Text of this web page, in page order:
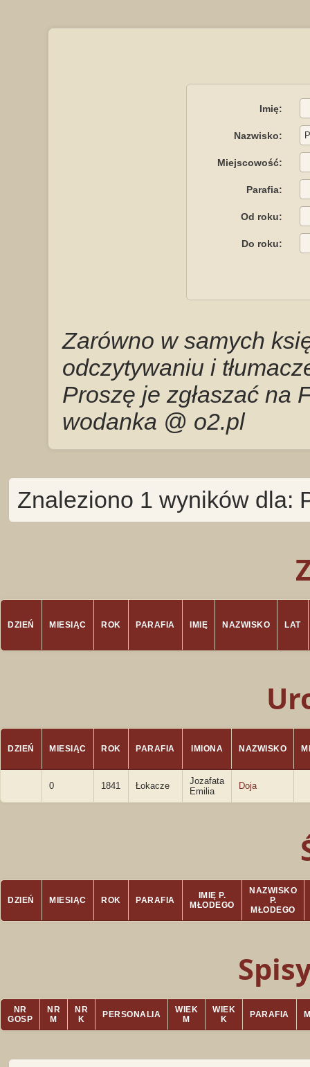
Imię:
Nazwisko:
Miejscowość:
Parafia:
Od roku:
Do roku:
Zarówno w samych
odczytywaniu i
Proszę je zgłaszać na
wodanka @ o2.pl
Znaleziono 1 wyników dla:
DZIEŃ MIESIĄC ROK PARAFIA IMIĘ NAZWISKO LAT
DZIEŃ MIESIĄC ROK PARAFIA IMIONA NAZWISKO
0 1841 Łokacze
Jozafata
Emilia
Doja
DZIEŃ MIESIĄC ROK PARAFIA
IMIĘ P.
MŁODEGO
NAZWISKO
P.
MŁODEGO
NR
GOSP
NR
M
NR
K
PERSONALIA
WIEK
M
WIEK
K
PARAFIA